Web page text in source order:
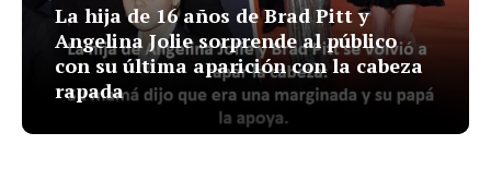
La hija de 16 años de Brad Pitt y
Angelina Jolie sorprende al público
con su última aparición con la cabeza
rapada